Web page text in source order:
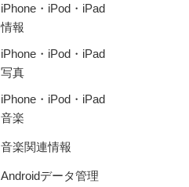
iPhone・iPod・iPad
情報
iPhone・iPod・iPad
写真
iPhone・iPod・iPad
音楽
音楽関連情報
Androidデータ管理